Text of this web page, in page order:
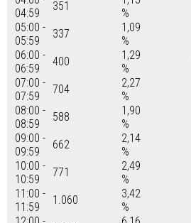
04:59
351
%
05:00 -
05:59
337
1,09
%
06:00 -
06:59
400
1,29
%
07:00 -
07:59
704
2,27
%
08:00 -
08:59
588
1,90
%
09:00 -
09:59
662
2,14
%
10:00 -
10:59
771
2,49
%
11:00 -
11:59
1.060
3,42
%